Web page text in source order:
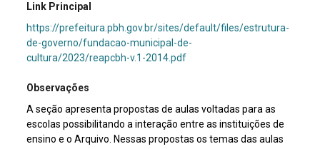
Link Principal
https://prefeitura.pbh.gov.br/sites/default/files/estrutura-
de-governo/fundacao-municipal-de-
cultura/2023/reapcbh-v.1-2014.pdf
Observações
A seção apresenta propostas de aulas voltadas para as
escolas possibilitando a interação entre as instituições de
ensino e o Arquivo. Nessas propostas os temas das aulas